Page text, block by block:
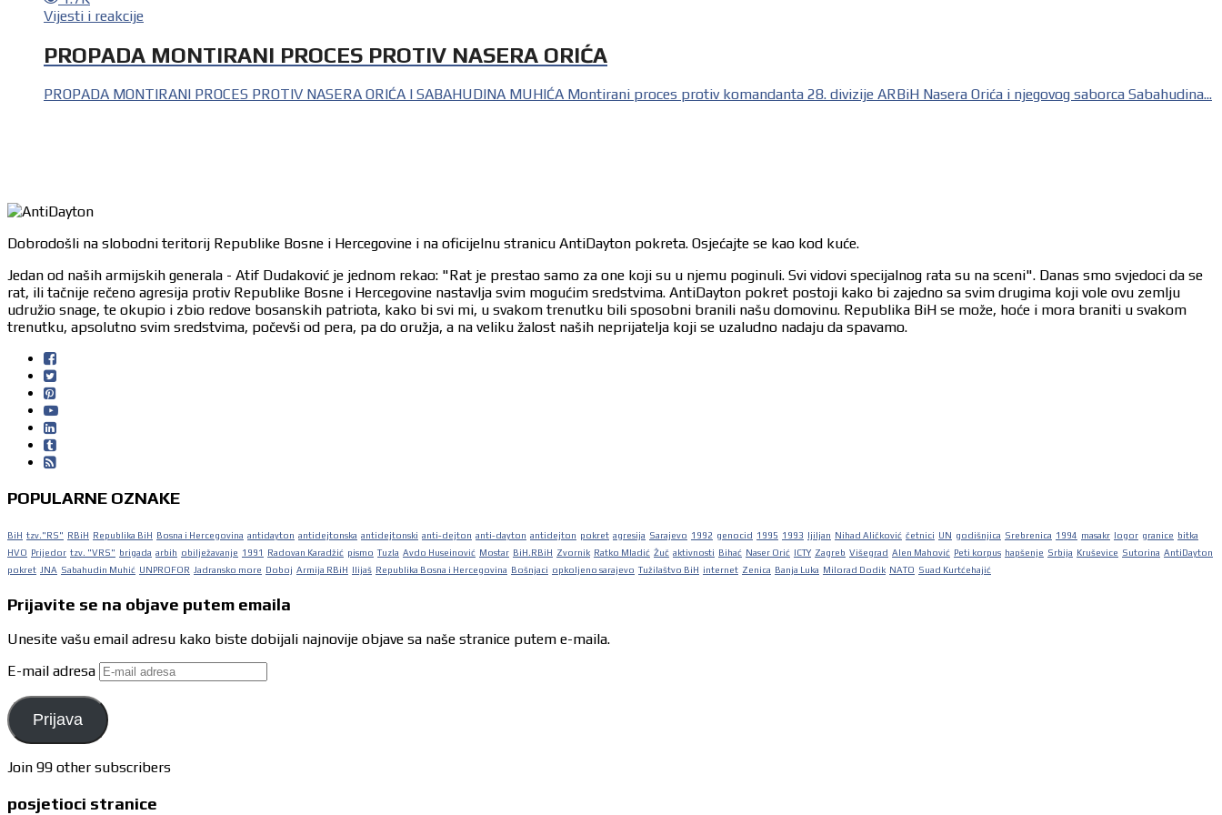
Vijesti i reakcije
PROPADA MONTIRANI PROCES PROTIV NASERA ORIĆA
PROPADA MONTIRANI PROCES PROTIV NASERA ORIĆA I SABAHUDINA MUHIĆA Montirani proces protiv komandanta 28. divizije ARBiH Nasera Orića i njegovog saborca Sabahudina...
Dobrodošli na slobodni teritorij Republike Bosne i Hercegovine i na oficijelnu stranicu AntiDayton pokreta. Osjećajte se kao kod kuće.
Jedan od naših armijskih generala - Atif Dudaković je jednom rekao: "Rat je prestao samo za one koji su u njemu poginuli. Svi vidovi specijalnog rata su na sceni". Danas smo svjedoci da se
rat, ili tačnije rečeno agresija protiv Republike Bosne i Hercegovine nastavlja svim mogućim sredstvima. AntiDayton pokret postoji kako bi zajedno sa svim drugima koji vole ovu zemlju
udružio snage, te okupio i zbio redove bosanskih patriota, kako bi svi mi, u svakom trenutku bili sposobni branili našu domovinu. Republika BiH se može, hoće i mora braniti u svakom
trenutku, apsolutno svim sredstvima, počevši od pera, pa do oružja, a na veliku žalost naših neprijatelja koji se uzaludno nadaju da spavamo.
POPULARNE OZNAKE
BiH tzv."RS" RBiH Republika BiH Bosna i Hercegovina antidayton antidejtonska antidejtonski anti-dejton anti-dayton antidejton pokret agresija Sarajevo 1992 genocid 1995 1993 ljiljan Nihad Aličković četnici UN godišnjica Srebrenica 1994 masakr logor granice bitka
HVO Prijedor tzv. "VRS" brigada arbih obilježavanje 1991 Radovan Karadžić pismo Tuzla Avdo Huseinović Mostar BiH.RBiH Zvornik Ratko Mladić Žuč aktivnosti Bihać Naser Orić ICTY Zagreb Višegrad Alen Mahović Peti korpus hapšenje Srbija Kruševice Sutorina AntiDayton
pokret JNA Sabahudin Muhić UNPROFOR Jadransko more Doboj Armija RBiH Ilijaš Republika Bosna i Hercegovina Bošnjaci opkoljeno sarajevo Tužilaštvo BiH internet Zenica Banja Luka Milorad Dodik NATO Suad Kurtćehajić
Prijavite se na objave putem emaila
Unesite vašu email adresu kako biste dobijali najnovije objave sa naše stranice putem e-maila.
E-mail adresa
Prijava
Join 99 other subscribers
posjetioci stranice